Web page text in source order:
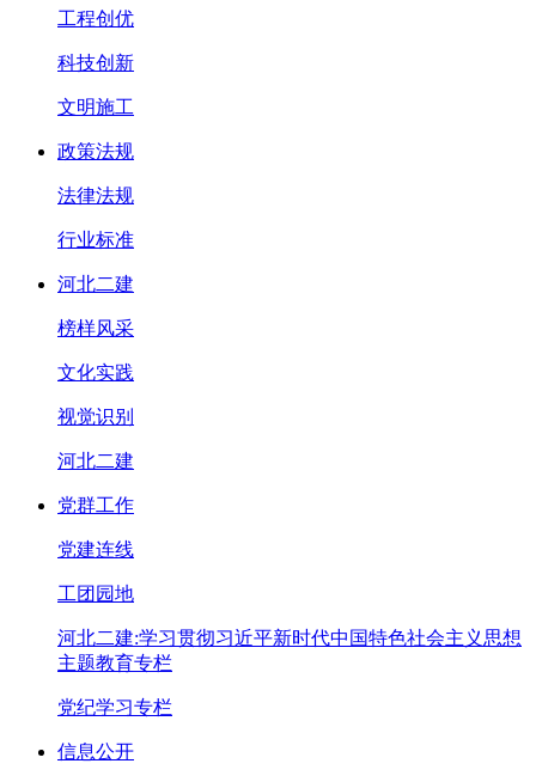
工程创优
科技创新
文明施工
政策法规
法律法规
行业标准
河北二建
榜样风采
文化实践
视觉识别
河北二建
党群工作
党建连线
工团园地
河北二建:学习贯彻习近平新时代中国特色社会主义思想
主题教育专栏
党纪学习专栏
信息公开